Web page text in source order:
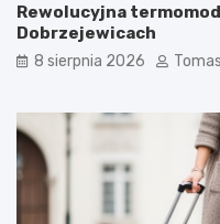
Rewolucyjna
Dobrzejewicach
8 sierpnia 2026